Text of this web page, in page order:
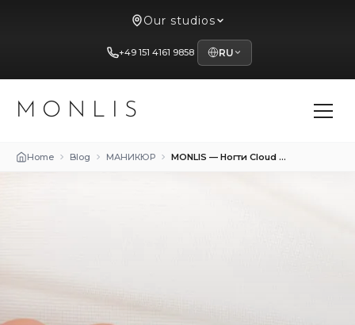
Our studios
+49 151 4161 9858 RU
MONLIS
Home Blog МАНИКЮР MONLIS — Ногти Cloud Dancer: тренд Pantone 2026 года и как его носят в Мюнхене